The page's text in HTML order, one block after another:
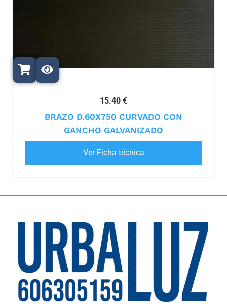
15.40 €
BRAZO D.60X750 CURVADO CON
GANCHO GALVANIZADO
Ver Ficha técnica